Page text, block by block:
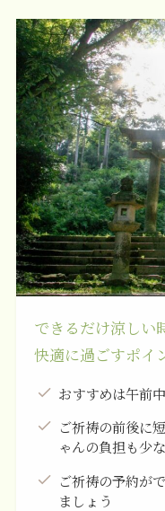
できるだけ涼しい
快適に過ごすポイ
おすすめは午前
ご祈祷の前後に
ゃんの負担も少
ご祈祷の予約が
ましょう